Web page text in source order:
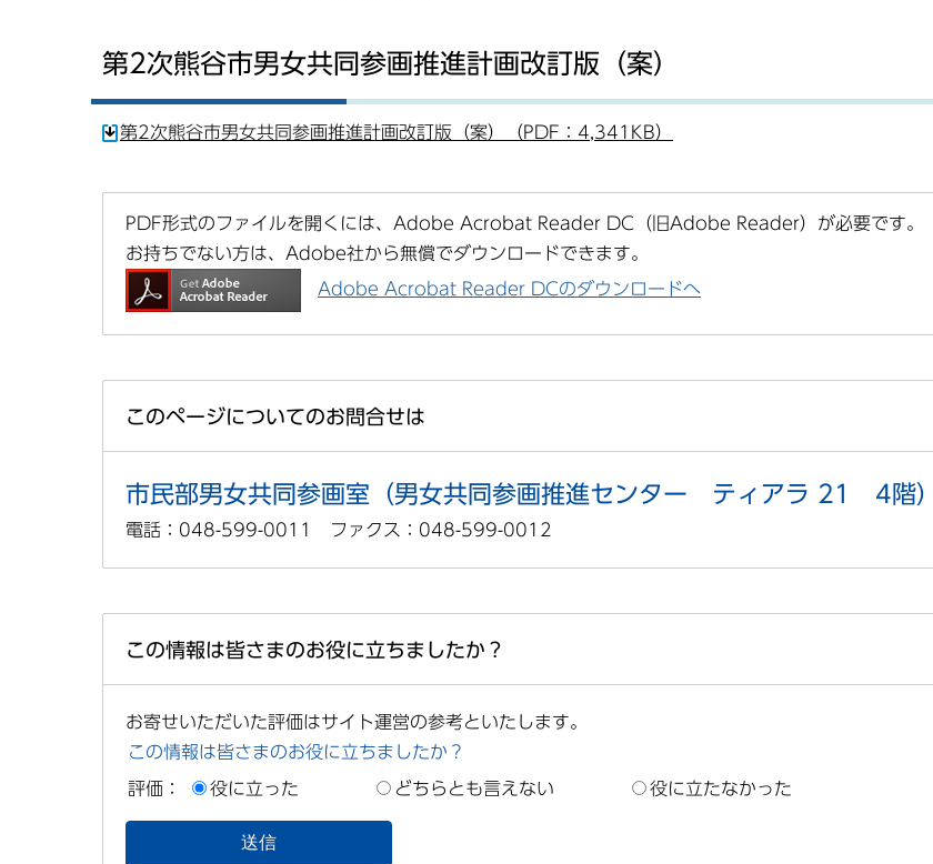
第2次熊谷市男女共同参画推進計画改訂版（案）
第2次熊谷市男女共同参画推進計画改訂版（案）（PDF：4,341KB）
PDF形式のファイルを開くには、Adobe Acrobat Reader DC（旧Adobe Reader）が必要です。
お持ちでない方は、Adobe社から無償でダウンロードできます。
Adobe Acrobat Reader DCのダウンロードへ
このページについてのお問合せは
市民部男女共同参画室（男女共同参画推進センター ティアラ 21 4階）
電話：048-599-0011 ファクス：048-599-0012
この情報は皆さまのお役に立ちましたか？
お寄せいただいた評価はサイト運営の参考といたします。
この情報は皆さまのお役に立ちましたか？
評価： 役に立った どちらとも言えない 役に立たなかった